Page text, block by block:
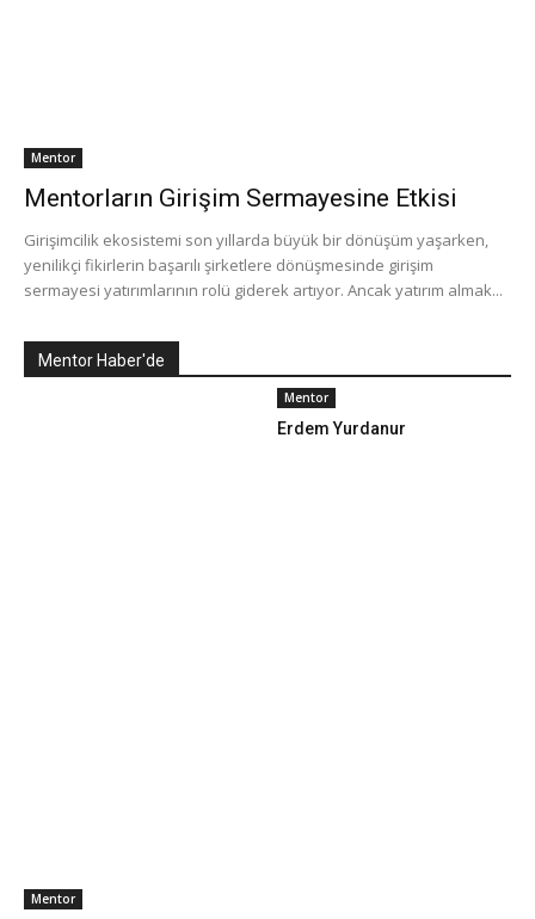
Mentor
Mentorların Girişim Sermayesine Etkisi
Girişimcilik ekosistemi son yıllarda büyük bir dönüşüm yaşarken,
yenilikçi fikirlerin başarılı şirketlere dönüşmesinde girişim
sermayesi yatırımlarının rolü giderek artıyor. Ancak yatırım almak...
Mentor Haber'de
Mentor
Mentor
Erdem Yurdanur